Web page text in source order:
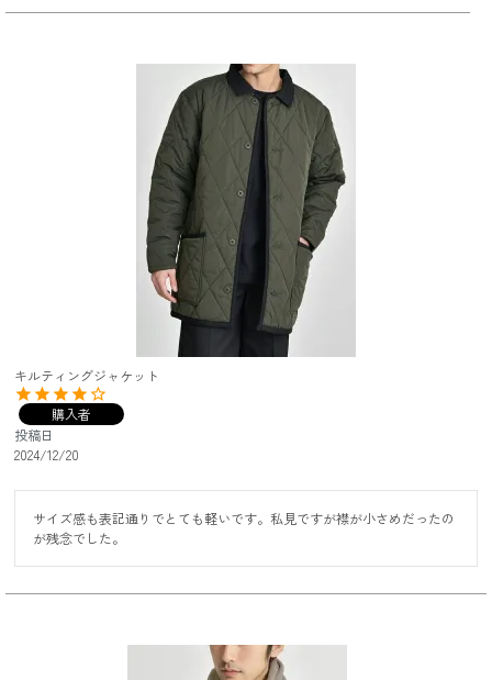
キルティングジャケット
購入者
投稿日
2024/12/20
サイズ感も表記通りでとても軽いです。私見ですが襟が小さめだったの
が残念でした。